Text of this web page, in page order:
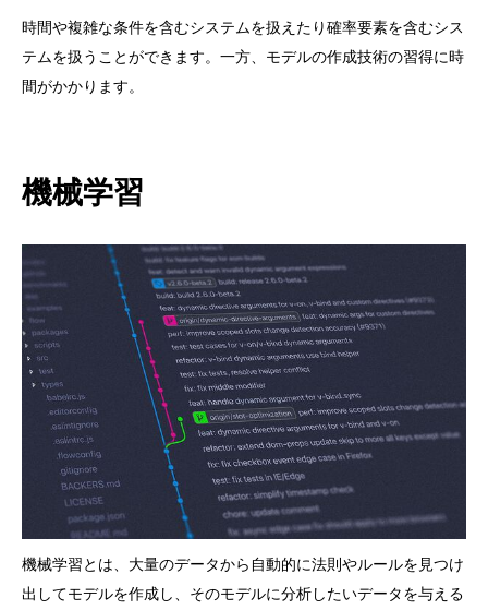
時間や複雑な条件を含むシステムを扱えたり確率要素を含むシス
テムを扱うことができます。一方、モデルの作成技術の習得に時
間がかかります。
機械学習
機械学習とは、大量のデータから自動的に法則やルールを見つけ
出してモデルを作成し、そのモデルに分析したいデータを与える